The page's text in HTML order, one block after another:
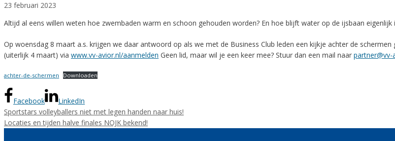
23 februari 2023
Altijd al eens willen weten hoe zwembaden warm en schoon gehouden worden? En hoe blijft water op de ijsbaan
Op woensdag 8 maart a.s. krijgen we daar antwoord op als we met de Business Club leden een kijkje achter de
(uiterlijk 4 maart) via www.vv-avior.nl/aanmelden Geen lid, maar wil je een keer mee? Stuur dan een mail naar partner@vv-
achter-de-schermen Downloaden
Facebook
LinkedIn
Sportstars volleyballers niet met legen handen naar huis!
Locaties en tijden halve finales NOJK bekend!